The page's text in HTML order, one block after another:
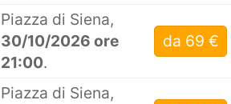
Piazza di Siena,
30/10/2026 ore
21:00.
da 69 €
Piazza di Siena,